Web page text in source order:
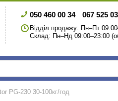
050 460 00 34 067 525
Відділ продажу: Пн–Пт
Склад: Пн–Нд 09:00–23:00
PG-230 30-100кг/год